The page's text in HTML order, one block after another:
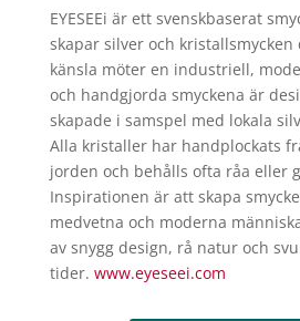
EYESEEi är ett svenskbaserat
skapar silver och
känsla möter en industriell,
och handgjorda smyckena är
skapade i samspel med lokala
Alla kristaller har handplockats
jorden och behålls ofta råa eller
Inspirationen är att skapa
medvetna och moderna
av snygg design, rå natur och
tider. www.eyeseei.com